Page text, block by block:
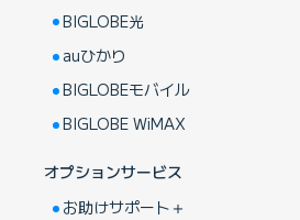
BIGLOBE光
auひかり
BIGLOBEモバイル
BIGLOBE WiMAX
オプションサービス
お助けサポート＋